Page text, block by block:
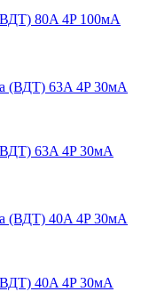
80A 4P 100мА
63A 4P 30мА
40A 4P 30мА